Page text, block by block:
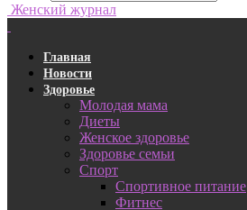
Женский журнал
Главная
Новости
Здоровье
Молодая мама
Диеты
Женское здоровье
Здоровье семьи
Спорт
Спортивное питание
Фитнес